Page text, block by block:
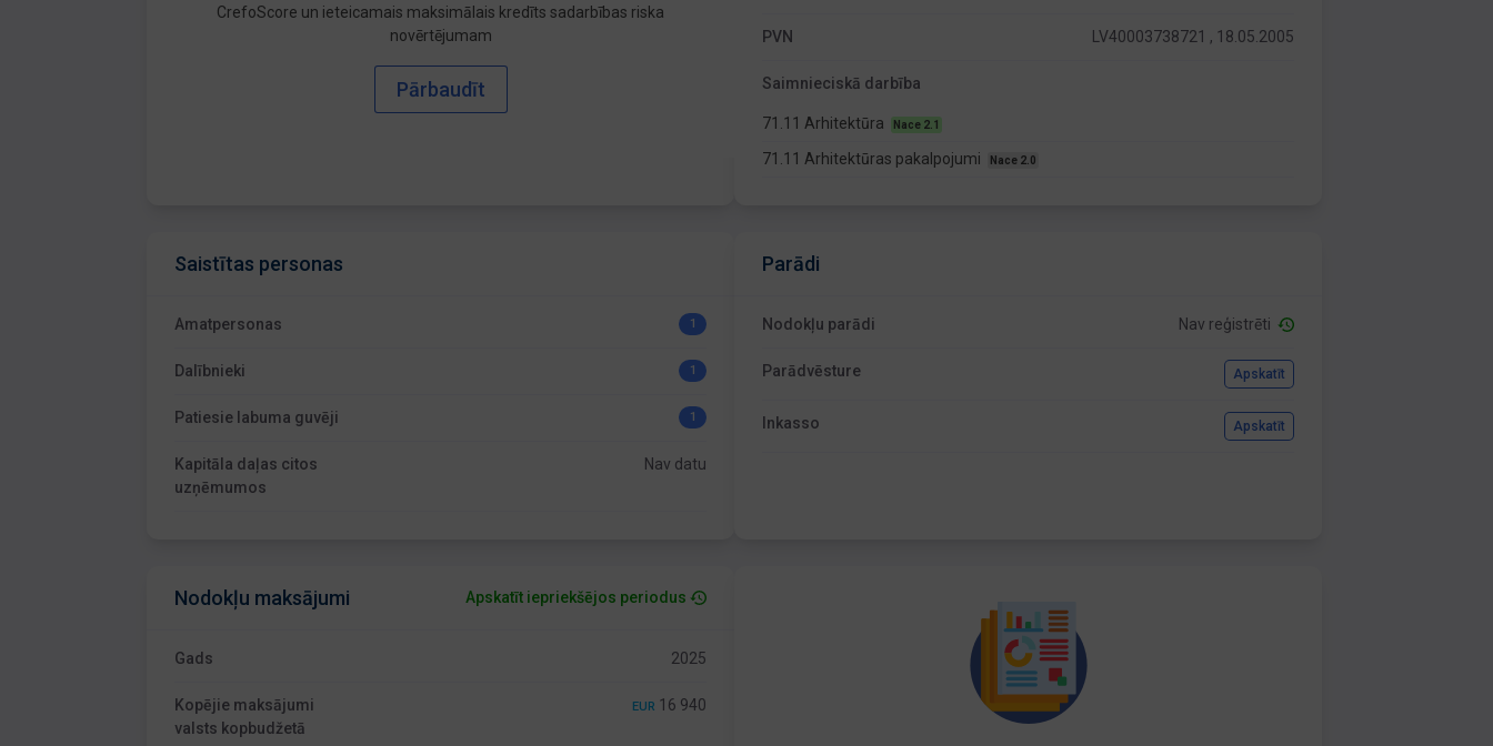
CrefoScore un ieteicamais maksimālais kredīts sadarbības riska
novērtējumam
Pārbaudīt
PVN LV40003738721 , 18.05.2005
Saimnieciskā darbība
71.11 Arhitektūra Nace 2.1
71.11 Arhitektūras pakalpojumi Nace 2.0
Saistītas personas
Amatpersonas 1
Dalībnieki 1
Patiesie labuma guvēji 1
Kapitāla daļas citos
uzņēmumos
Nav datu
Parādi
Nodokļu parādi Nav reģistrēti
Parādvēsture Apskatīt
Inkasso Apskatīt
Nodokļu maksājumi Apskatīt iepriekšējos periodus
Gads 2025
Kopējie maksājumi
valsts kopbudžetā
EUR 16 940